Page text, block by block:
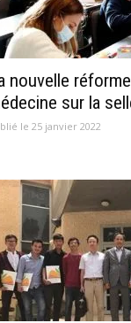
nouvelle
sur la
le 25 janvier 2022